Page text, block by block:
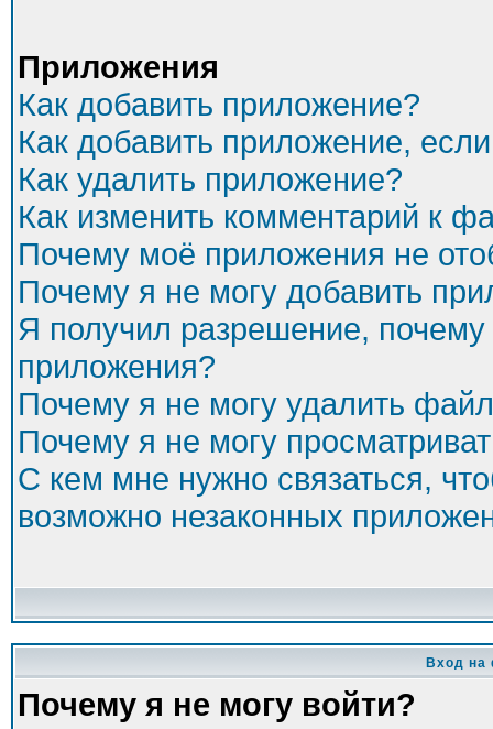
Приложения
Как добавить приложение?
Как добавить приложение,
Как удалить приложение?
Как изменить комментарий к
Почему моё приложения не
Почему я не могу добавить
Я получил разрешение,
приложения?
Почему я не могу удалить
Почему я не могу
С кем мне нужно связаться,
возможно незаконных
Вход на
Почему я не могу войти?